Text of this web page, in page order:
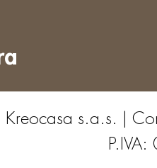
Kreocasa s.a.s. |